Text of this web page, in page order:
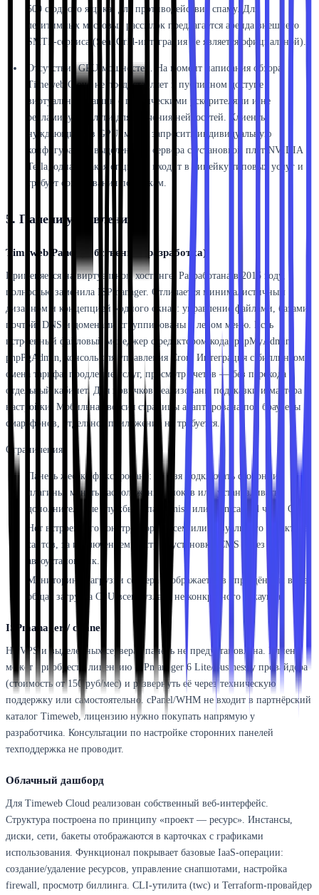
500 с одного ящика) для противодействия спаму. Для
легитимных массовых рассылок предлагается аренда внешнего
SMTP-сервиса (SendGrid-интеграция не является официальной).
Отсутствие GPU-мощностей. На момент написания обзора
Timeweb Cloud не предоставляет в публичном доступе
виртуальных машин с графическими ускорителями и не
рекламирует услуги для обучения нейросетей. Клиенты,
нуждающиеся в GPU, могут запросить индивидуальную
конфигурацию выделенного сервера с установкой плат NVIDIA
Tesla, однако такая опция не входит в линейку типовых услуг и
требует согласования по срокам.
5. Панели управления
Timeweb Panel (собственная разработка)
Применяется на виртуальном хостинге. Разработана в 2015 году,
полностью заменила ISPmanager. Отличается минималистичным
дизайном и концепцией «одного окна»: управление файлами, базами,
почтой, DNS и доменами сгруппированы в левом меню. Есть
встроенный файловый менеджер с редактором кода, phpMyAdmin,
phpPgAdmin, консоль для управления Cron. Интеграция с биллингом:
смена тарифа, продление услуг, просмотр счетов — без перехода в
отдельный кабинет. Для новичков реализованы подсказки и мастера
настройки. Мобильная версия страницы адаптирована под браузеры
смартфонов, отдельное приложение не требуется.
Ограничения:
Панель жестко фиксирована: нельзя подключать сторонние
плагины, менять расположение блоков или устанавливать
дополнительные службы типа Varnish или Memcached через GUI.
Нет встроенного конструктора писем или визуального редактора
сайтов, за исключением быстрой установки CMS через
автоустановщик.
Мониторинг нагрузки сервера отображается в упрощённом виде:
общая загрузка CPU всего узла, а не конкретного аккаунта.
ISPmanager / cPanel
На VPS и выделенных серверах панель не предустановлена. Клиент
может приобрести лицензию ISPmanager 6 Lite/Business у провайдера
(стоимость от 150 руб/мес) и развернуть её через техническую
поддержку или самостоятельно. cPanel/WHM не входит в партнёрский
каталог Timeweb, лицензию нужно покупать напрямую у
разработчика. Консультации по настройке сторонних панелей
техподдержка не проводит.
Облачный дашборд
Для Timeweb Cloud реализован собственный веб-интерфейс.
Структура построена по принципу «проект — ресурс». Инстансы,
диски, сети, бакеты отображаются в карточках с графиками
использования. Функционал покрывает базовые IaaS-операции:
создание/удаление ресурсов, управление снапшотами, настройка
firewall, просмотр биллинга. CLI-утилита (twc) и Terraform-провайдер